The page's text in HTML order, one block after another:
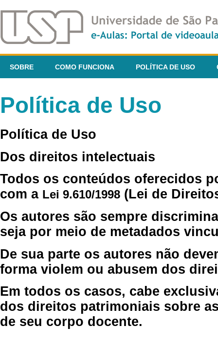
SOBRE COMO FUNCIONA POLÍTICA DE USO
Política de Uso
Política de Uso
Dos direitos intelectuais
Todos os conteúdos oferecidos
com a Lei 9.610/1998 (Lei de
Os autores são sempre
seja por meio de metadados
De sua parte os autores não
forma violem ou abusem dos
Em todos os casos, cabe
dos direitos patrimoniais sobre
de seu corpo docente.